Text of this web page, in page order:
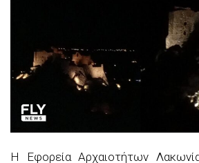
Η Εφορεία Αρχαιοτήτων